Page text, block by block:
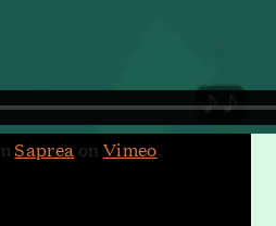
Saprea on Vimeo.